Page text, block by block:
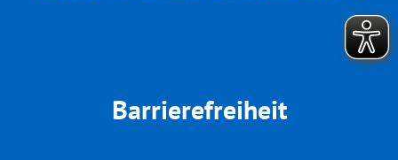
Barrierefreiheit